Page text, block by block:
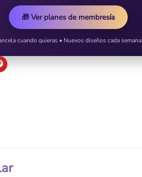
🎁 Ver planes de membresía
cuando quieras • Nuevos diseños cada semana